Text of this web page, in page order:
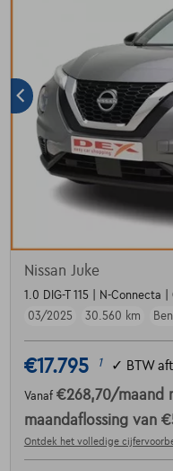
Nissan Juke
1.0 DIG-T 115 | N-Connecta |
03/2025
30.560 km
€17.795 1 ✓ BTW
Vanaf €268,70/maand
maandaflossing van
Ontdek het volledige